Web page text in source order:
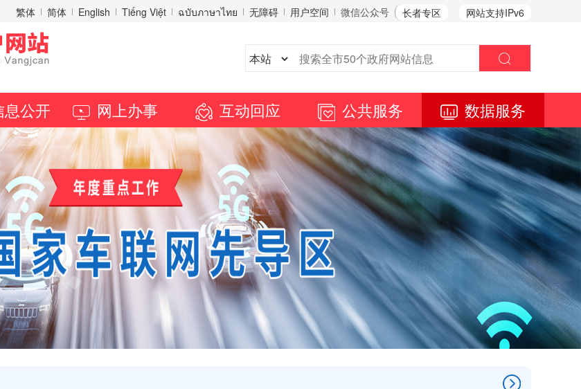
网站支持IPv6
繁体 简体 English Tiếng Việt ฉบับภาษาไทย 无障碍 用户空间 微信公众号 长者专区
公开 网上办事 互动回应 公共服务 数据服务